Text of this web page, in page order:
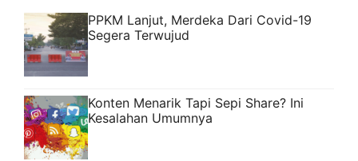
PPKM Lanjut, Merdeka Dari Covid-19
Segera Terwujud
Konten Menarik Tapi Sepi Share? Ini
Kesalahan Umumnya